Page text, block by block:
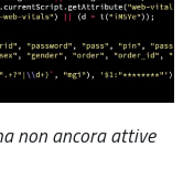
non ancora attive